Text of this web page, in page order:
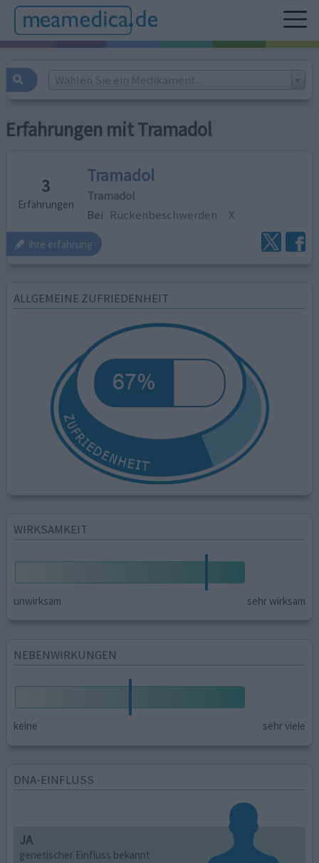
Wählen Sie ein Medikament...
Erfahrungen mit Tramadol
3
Erfahrungen
Tramadol
Tramadol
Bei Rückenbeschwerden X
ihre erfahrung
ALLGEMEINE ZUFRIEDENHEIT
WIRKSAMKEIT
unwirksam sehr wirksam
NEBENWIRKUNGEN
keine sehr viele
DNA-EINFLUSS
JA
genetischer Einfluss bekannt